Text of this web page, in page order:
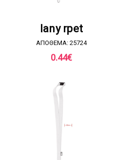
lany rpet
ΑΠΟΘΕΜΑ: 25724
0.44€